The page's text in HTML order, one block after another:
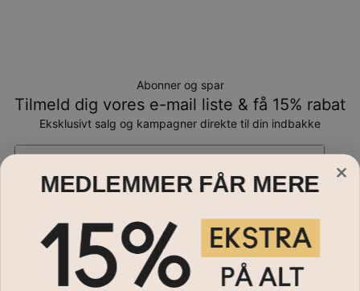
Abonner og spar
Tilmeld dig vores e-mail liste & få 15% rabat
Eksklusivt salg og kampagner direkte til din indbakke
Smykker
Halskæder
MEDLEMMER FÅR MERE